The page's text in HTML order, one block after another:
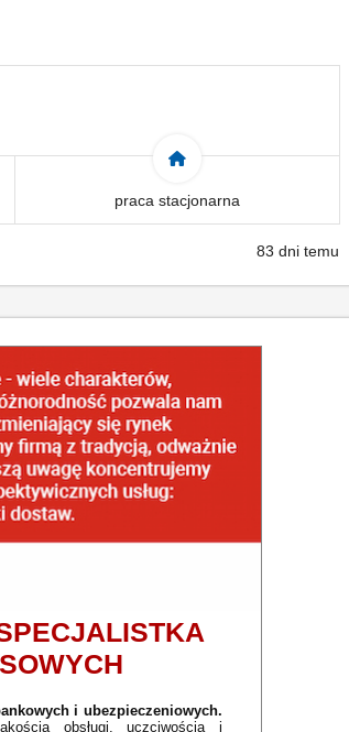
praca stacjonarna
83 dni temu
i ubezpieczeniowych.
obsługi, uczciwością i